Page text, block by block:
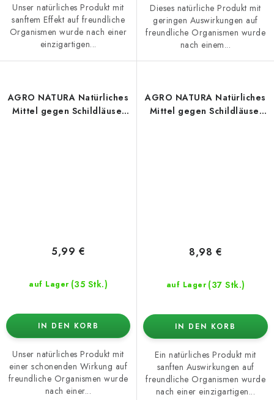
Unser natürliches Produkt mit
sanftem Effekt auf freundliche
Organismen wurde nach einer
einzigartigen...
Dieses natürliche Produkt mit
geringen Auswirkungen auf
freundliche Organismen wurde
nach einem...
AGRO NATURA Natürliches
Mittel gegen Schildläuse,
auf Lager (35 Stk.)
5,99 €
IN DEN KORB
Unser natürliches Produkt mit
einer schonenden Wirkung auf
freundliche Organismen wurde
nach einer...
AGRO NATURA Natürliches
Mittel gegen Schildläuse,
auf Lager (37 Stk.)
8,98 €
IN DEN KORB
Ein natürliches Produkt mit
sanften Auswirkungen auf
freundliche Organismen wurde
nach einer einzigartigen...